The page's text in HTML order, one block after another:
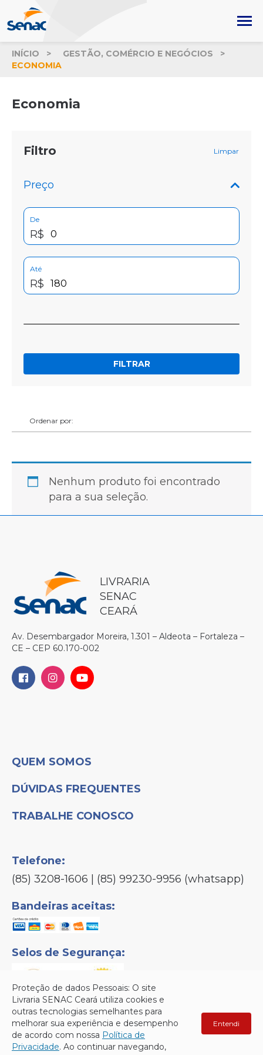
INÍCIO
GESTÃO, COMÉRCIO E NEGÓCIOS
ECONOMIA
Economia
Filtro Limpar
Preço
De
R$
Até
R$
FILTRAR
Ordenar por:
Nenhum produto foi encontrado
para a sua seleção.
LIVRARIA
SENAC
CEARÁ
Av. Desembargador Moreira, 1.301 – Aldeota – Fortaleza –
CE – CEP 60.170-002
QUEM SOMOS
DÚVIDAS FREQUENTES
TRABALHE CONOSCO
Telefone:
(85) 3208-1606 | (85) 99230-9956 (whatsapp)
Bandeiras aceitas:
Selos de Segurança:
Senac © Copyright 2026 - Todos os direitos reservados.
Proteção de dados Pessoais: O site
Livraria SENAC Ceará utiliza cookies e
outras tecnologias semelhantes para
melhorar sua experiência e desempenho
de acordo com nossa Política de
Privacidade. Ao continuar navegando,
Entendi